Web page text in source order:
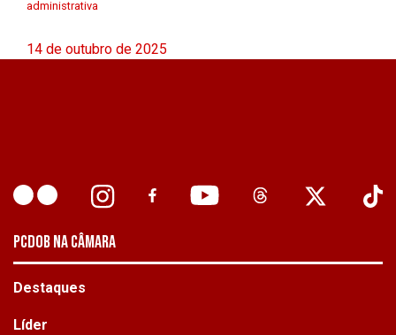
administrativa
14 de outubro de 2025
PCDOB NA CÂMARA
Destaques
Líder